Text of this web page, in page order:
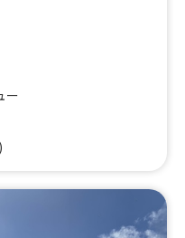
、ふわふわミルクココ
鮭、おにぎり 自家製
ー油、おにぎり 梅お
シェアパック、だし巻
ー